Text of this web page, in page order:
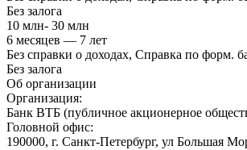
Без залога
10 млн- 30 млн
6 месяцев — 7 лет
Без справки о доходах, Справка по форм.
Без залога
Об организации
Организация:
Банк ВТБ (публичное акционерное
Головной офис:
190000, г. Санкт-Петербург, ул Большая